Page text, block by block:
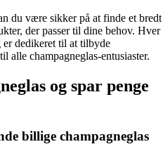
du være sikker på at finde et bredt
der passer til dine behov. Hver
dedikeret til at tilbyde
alle champagneglas-entusiaster.
og spar penge
billige champagneglas